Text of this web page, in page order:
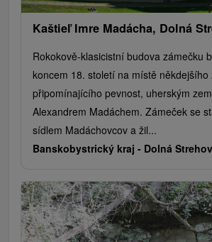
Kaštieľ Imre Madácha, Dolná
Rokokově-klasicistní budova zámečku
koncem 18. století na místě někdejšího
připomínajícího pevnost, uherským
Alexandrem Madáchem. Zámeček se
sídlem Madáchovcov a žil...
Banskobystrický kraj - Dolná